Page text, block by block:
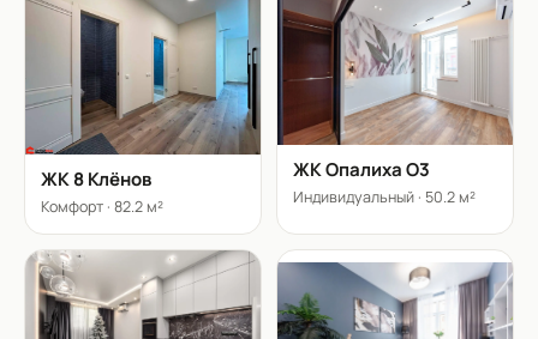
ЖК 8 Клёнов
Комфорт · 82.2 м²
ЖК Опалиха О3
Индивидуальный · 50.2 м²